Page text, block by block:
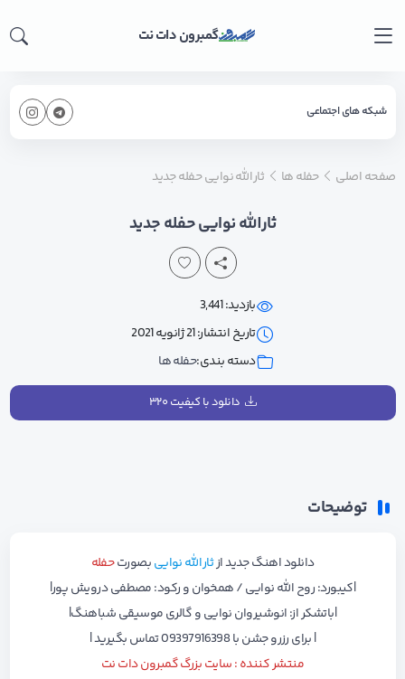
گمبرون دات نت
شبکه های اجتماعی
صفحه اصلی حفله ها ثارالله نوایی حفله جدید
ثارالله نوایی حفله جدید
بازدید: 3,441
تاریخ انتشار: 21 ژانویه 2021
دسته بندی:حفله ها
دانلود با کیفیت ۳۲۰
توضیحات
دانلود اهنگ جدید ازثارالله نواییبصورتحفله
|کیبورد: روح الله نوایی / همخوان و رکود: مصطفی درویش پور|
|باتشکر از: انوشیروان نوایی و گالری موسیقی شباهنگ|
| برای رزرو جشن با 09397916398 تماس بگیرید |
منتشر کننده : سایت بزرگ گمبرون دات نت